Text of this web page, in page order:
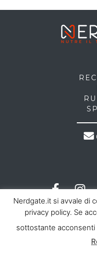
© 2026 NerdGate all
Nerdgate.it si avvale di
privacy policy. Se
sottostante acconsenti